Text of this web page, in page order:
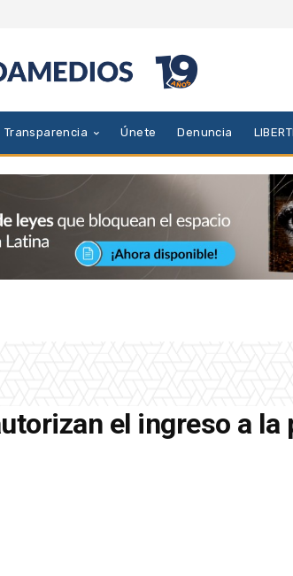
Transparencia Únete Denuncia
el ingreso a la